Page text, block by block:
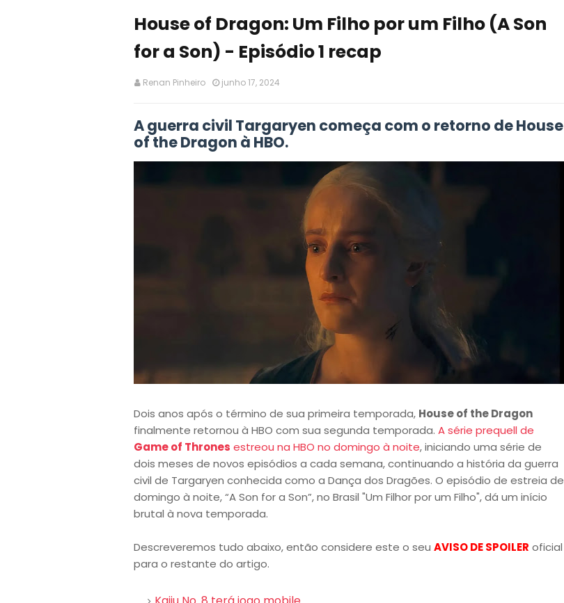
House of Dragon: Um Filho por um Filho (A Son
for a Son) - Episódio 1 recap
Renan Pinheiro junho 17, 2024
A guerra civil Targaryen começa com o retorno de House
of the Dragon à HBO.
Dois anos após o término de sua primeira temporada, House of the Dragon
finalmente retornou à HBO com sua segunda temporada. A série prequell de
Game of Thrones estreou na HBO no domingo à noite, iniciando uma série de
dois meses de novos episódios a cada semana, continuando a história da guerra
civil de Targaryen conhecida como a Dança dos Dragões. O episódio de estreia de
domingo à noite, “A Son for a Son”, no Brasil "Um Filhor por um Filho", dá um início
brutal à nova temporada.
Descreveremos tudo abaixo, então considere este o seu AVISO DE SPOILER oficial
para o restante do artigo.